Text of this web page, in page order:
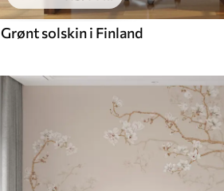
Grønt solskin i Finland